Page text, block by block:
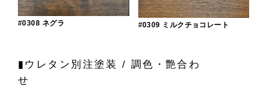
#0308 ネグラ #0309 ミルクチョコレート
▮ウレタン別注塗装 / 調色・艶合わ
せ